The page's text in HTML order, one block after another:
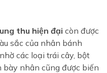
thu hiện đại còn được
sắc của nhân bánh
các loại trái cây, bột
bày nhân cũng được biến